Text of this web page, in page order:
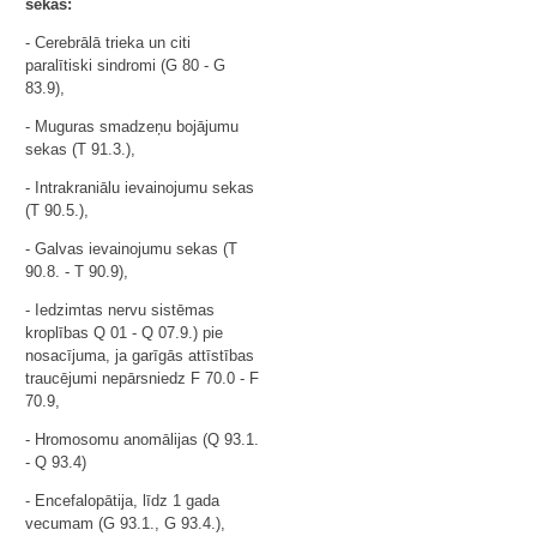
sekas:
- Cerebrālā trieka un citi
paralītiski sindromi (G 80 - G
83.9),
- Muguras smadzeņu bojājumu
sekas (T 91.3.),
- Intrakraniālu ievainojumu sekas
(T 90.5.),
- Galvas ievainojumu sekas (T
90.8. - T 90.9),
- Iedzimtas nervu sistēmas
kroplības Q 01 - Q 07.9.) pie
nosacījuma, ja garīgās attīstības
traucējumi nepārsniedz F 70.0 - F
70.9,
- Hromosomu anomālijas (Q 93.1.
- Q 93.4)
- Encefalopātija, līdz 1 gada
vecumam (G 93.1., G 93.4.),